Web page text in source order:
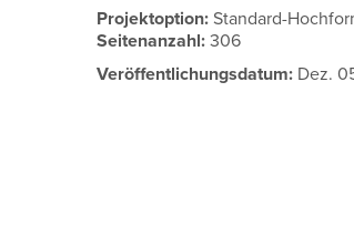
Projektoption:Standard-
Seitenanzahl:306
Veröffentlichungsdatum: Dez.